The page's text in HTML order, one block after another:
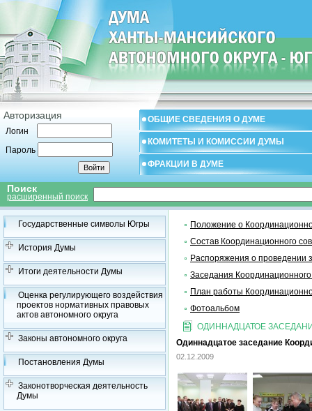
Авторизация
Логин
Пароль
ОБЩИЕ СВЕДЕНИЯ О ДУМЕ
КОМИТЕТЫ И КОМИССИИ ДУМЫ
ФРАКЦИИ В ДУМЕ
Поиск
расширенный поиск
Государственные символы Югры
История Думы
Итоги деятельности Думы
Оценка регулирующего воздействия
проектов нормативных правовых
актов автономного округа
Законы автономного округа
Постановления Думы
Законотворческая деятельность
Думы
Положение о
Состав Координационного
Распоряжения о проведении
Заседания
План работы
Фотоальбом
ОДИННАДЦАТОЕ
Одиннадцатое заседание
02.12.2009